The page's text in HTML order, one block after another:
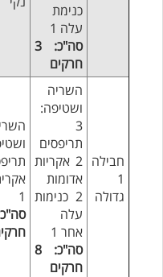
כנימת
עלה 1
סה"כ: 3
חרקים
חבילה
1
גדולה
השריה
ושטיפה:
3
תריפסים
2 אקריות
אדומות
2 כנימות
עלה
אחר 1
סה"כ: 8
חרקים
1